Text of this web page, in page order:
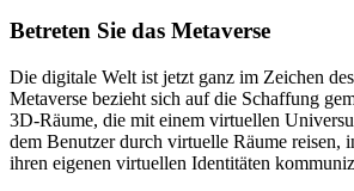
Betreten Sie das Metaverse
Die digitale Welt ist jetzt ganz im Zeichen
Metaverse bezieht sich auf die Schaffung
3D-Räume, die mit einem virtuellen
dem Benutzer durch virtuelle Räume reisen,
ihren eigenen virtuellen Identitäten